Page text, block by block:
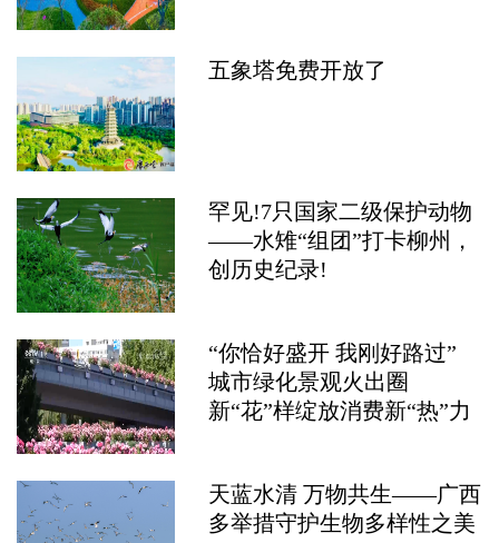
五象塔免费开放了
罕见!7只国家二级保护动物
——水雉“组团”打卡柳州，
创历史纪录!
“你恰好盛开 我刚好路过”
城市绿化景观火出圈
新“花”样绽放消费新“热”力
天蓝水清 万物共生——广西
多举措守护生物多样性之美